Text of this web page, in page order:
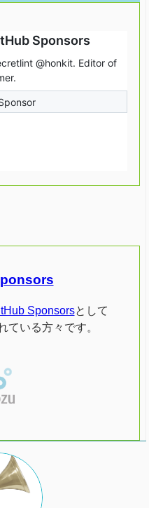
Sponsorsとして
ている方々です。